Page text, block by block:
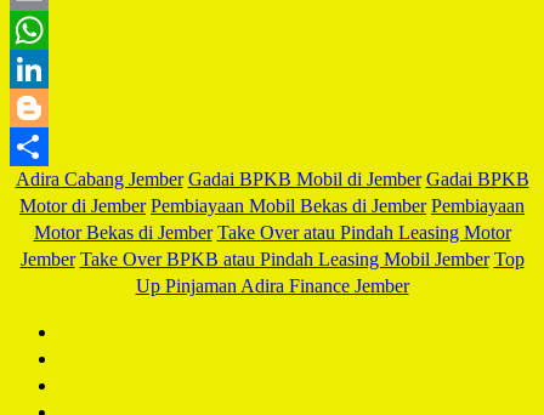
Share
Adira Cabang Jember Gadai BPKB Mobil di Jember Gadai BPKB
Motor di Jember Pembiayaan Mobil Bekas di Jember Pembiayaan
Motor Bekas di Jember Take Over atau Pindah Leasing Motor
Jember Take Over BPKB atau Pindah Leasing Mobil Jember Top
Up Pinjaman Adira Finance Jember